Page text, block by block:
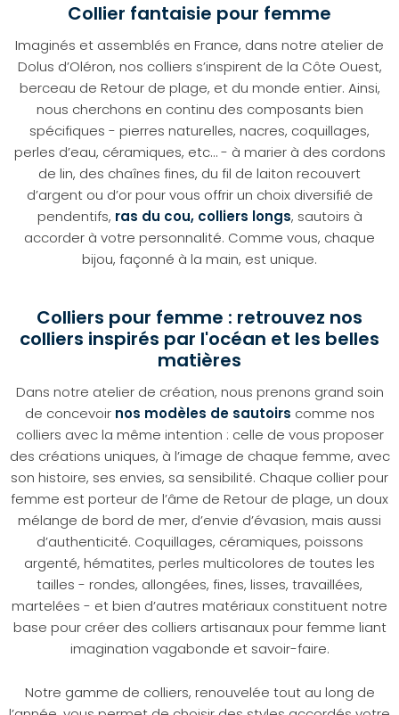
Collier fantaisie pour femme
Imaginés et assemblés en France, dans notre atelier de
Dolus d’Oléron, nos colliers s’inspirent de la Côte Ouest,
berceau de Retour de plage, et du monde entier. Ainsi,
nous cherchons en continu des composants bien
spécifiques - pierres naturelles, nacres, coquillages,
perles d’eau, céramiques, etc… - à marier à des cordons
de lin, des chaînes fines, du fil de laiton recouvert
d’argent ou d’or pour vous offrir un choix diversifié de
pendentifs, ras du cou, colliers longs, sautoirs à
accorder à votre personnalité. Comme vous, chaque
bijou, façonné à la main, est unique.
Colliers pour femme : retrouvez nos
colliers inspirés par l'océan et les belles
matières
Dans notre atelier de création, nous prenons grand soin
de concevoir nos modèles de sautoirs comme nos
colliers avec la même intention : celle de vous proposer
des créations uniques, à l’image de chaque femme, avec
son histoire, ses envies, sa sensibilité. Chaque collier pour
femme est porteur de l’âme de Retour de plage, un doux
mélange de bord de mer, d’envie d’évasion, mais aussi
d’authenticité. Coquillages, céramiques, poissons
argenté, hématites, perles multicolores de toutes les
tailles - rondes, allongées, fines, lisses, travaillées,
martelées - et bien d’autres matériaux constituent notre
base pour créer des colliers artisanaux pour femme liant
imagination vagabonde et savoir-faire.
Notre gamme de colliers, renouvelée tout au long de